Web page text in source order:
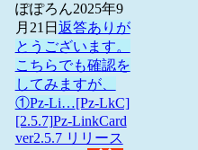
ぽぽろん2025年9
月21日 返答ありが
とうございます。
こちらでも確認を
してみますが、
①Pz-Li…[Pz-LkC]
[2.5.7]Pz-LinkCard
ver2.5.7 リリース